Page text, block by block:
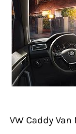
VW Caddy